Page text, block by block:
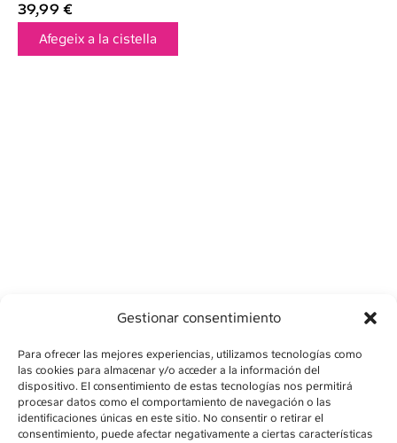
Gestionar consentimiento
Para ofrecer las mejores experiencias, utilizamos tecnologías como
las cookies para almacenar y/o acceder a la información del
dispositivo. El consentimiento de estas tecnologías nos permitirá
procesar datos como el comportamiento de navegación o las
identificaciones únicas en este sitio. No consentir o retirar el
consentimiento, puede afectar negativamente a ciertas características
39,99 €
Afegeix a la cistella